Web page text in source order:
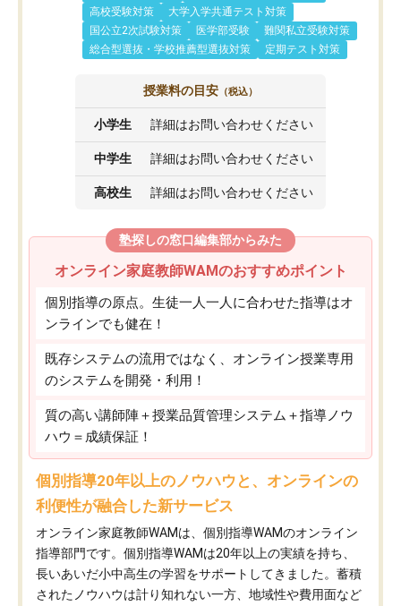
高校受験対策
大学入学共通テスト対策
国公立2次試験対策
医学部受験
難関私立受験対策
総合型選抜・学校推薦型選抜対策
定期テスト対策
授業料の目安 （税込）
小学生 詳細はお問い合わせください
中学生 詳細はお問い合わせください
高校生 詳細はお問い合わせください
塾探しの窓口編集部からみた
オンライン家庭教師WAMのおすすめポイント
個別指導の原点。生徒一人一人に合わせた指導はオ
ンラインでも健在！
既存システムの流用ではなく、オンライン授業専用
のシステムを開発・利用！
質の高い講師陣＋授業品質管理システム＋指導ノウ
ハウ＝成績保証！
個別指導20年以上のノウハウと、オンラインの
利便性が融合した新サービス
オンライン家庭教師WAMは、個別指導WAMのオンライン
指導部門です。個別指導WAMは20年以上の実績を持ち、
長いあいだ小中高生の学習をサポートしてきました。蓄積
されたノウハウは計り知れない一方、地域性や費用面など